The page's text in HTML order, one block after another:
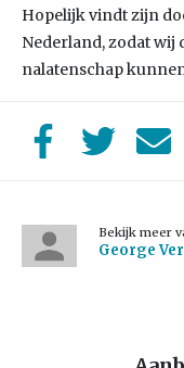
Hopelijk vindt zijn
Nederland, zodat wij
nalatenschap
Bekijk meer
George